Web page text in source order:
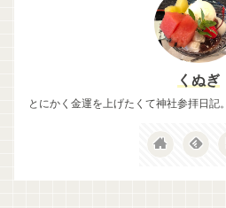
くぬぎ
とにかく金運を上げたくて神社参拝日記。